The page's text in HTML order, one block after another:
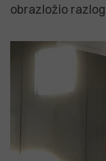
obrazložio